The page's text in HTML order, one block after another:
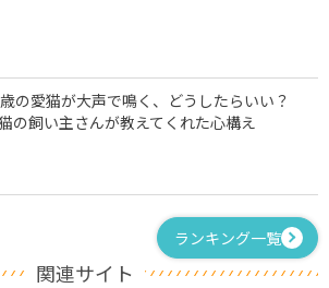
の愛猫が大声で鳴く、どうしたらいい？
の飼い主さんが教えてくれた心構え
ランキング一覧
関連サイト